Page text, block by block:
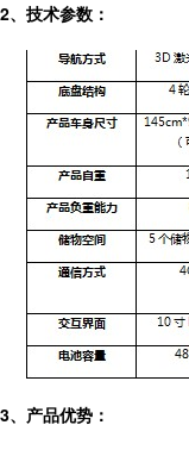
2、技术参数：
3、产品优势：